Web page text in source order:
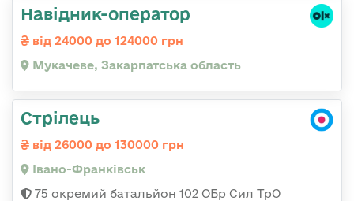
Навідник-оператор
від 24000 до 124000 грн
Мукачеве, Закарпатська область
Стрілець
від 26000 до 130000 грн
Івано-Франківськ
75 окремий батальйон 102 ОБр Сил ТрО